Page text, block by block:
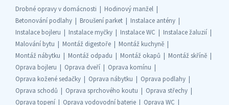
Drobné opravy v domácnosti
Hodinový manžel
Betonování podlahy
Broušení parket
Instalace antény
Instalace bojleru
Instalace myčky Instalace WC
Instalace žaluzií
Malování bytu
Montáž digestoře
Montáž kuchyně
Montáž nábytku
Montáž odpadu Montáž okapů
Montáž skříně
Oprava bojleru
Oprava dveří
Oprava komínu
Oprava kožené sedačky
Oprava nábytku
Oprava podlahy
Oprava schodů
Oprava sprchového koutu
Oprava střechy
Oprava topení
Oprava vodovodní baterie Oprava WC